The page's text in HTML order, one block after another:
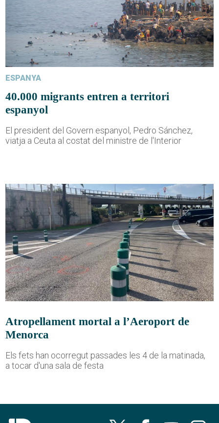
ESPANYA
40.000 migrants entren a territori
espanyol
El president del Govern espanyol, Pedro Sánchez,
viatja a Ceuta al costat del ministre de l'Interior
Atropellament mortal a l’Aeroport de
Menorca
Els fets han ocorregut passades les 4 de la matinada,
a tocar d'una sala de festa